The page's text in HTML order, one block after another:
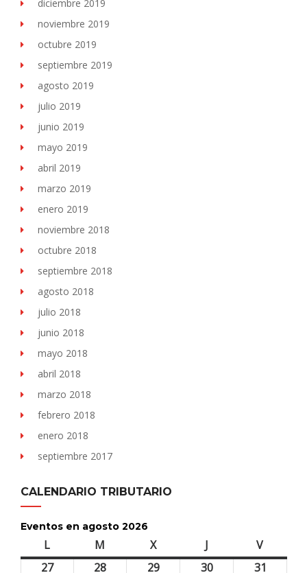
diciembre 2019
noviembre 2019
octubre 2019
septiembre 2019
agosto 2019
julio 2019
junio 2019
mayo 2019
abril 2019
marzo 2019
enero 2019
noviembre 2018
octubre 2018
septiembre 2018
agosto 2018
julio 2018
junio 2018
mayo 2018
abril 2018
marzo 2018
febrero 2018
enero 2018
septiembre 2017
CALENDARIO TRIBUTARIO
Eventos en agosto 2026
L M Xmiércoles J Vviernes
2727 28 2929 3030 31